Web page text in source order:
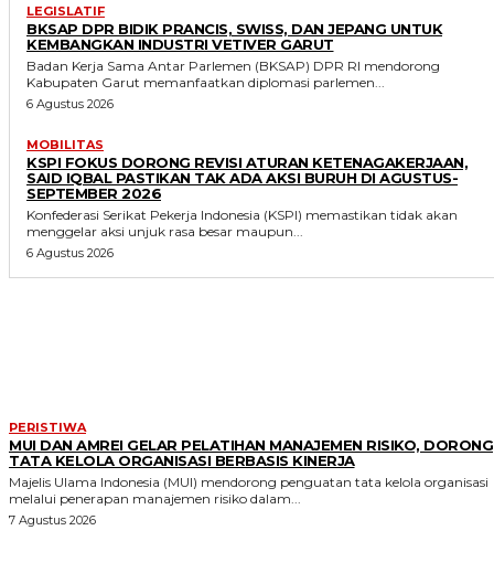
LEGISLATIF
BKSAP DPR BIDIK PRANCIS, SWISS, DAN JEPANG UNTUK
KEMBANGKAN INDUSTRI VETIVER GARUT
Badan Kerja Sama Antar Parlemen (BKSAP) DPR RI mendorong
Kabupaten Garut memanfaatkan diplomasi parlemen...
6 Agustus 2026
MOBILITAS
KSPI FOKUS DORONG REVISI ATURAN KETENAGAKERJAAN,
SAID IQBAL PASTIKAN TAK ADA AKSI BURUH DI AGUSTUS-
SEPTEMBER 2026
Konfederasi Serikat Pekerja Indonesia (KSPI) memastikan tidak akan
menggelar aksi unjuk rasa besar maupun...
6 Agustus 2026
PERISTIWA
MUI DAN AMREI GELAR PELATIHAN MANAJEMEN RISIKO, DORONG
TATA KELOLA ORGANISASI BERBASIS KINERJA
Majelis Ulama Indonesia (MUI) mendorong penguatan tata kelola organisasi
melalui penerapan manajemen risiko dalam...
7 Agustus 2026